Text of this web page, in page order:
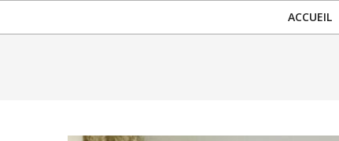
|
DÉCORATION
ACCUEIL